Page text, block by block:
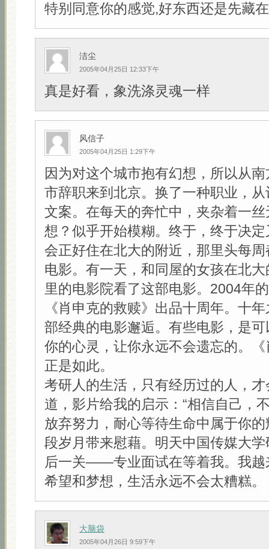
特别同意你的感觉,好东西还是先藏
洁尘
2005年04月25日 12:33下午
真是好看，象洗涤灵魂一样
风信子
2005年04月25日 1:29下午
因为对这个城市抱有幻想，所以从
市辞职来到北京。换了一种职业，
文案。在每天的奔忙中，夹杂着一
想？似乎开始模糊。终于，终于决
会正好住在北大的附近，那里头每
电影。有一天，和同屋的女孩在北
里的电影院看了这部电影。2004年
《肖申克的救赎》出品十周年。十
部经典的电影邂逅。有些电影，是
你的心灵，让你永远不会遗忘的。
正是如此。
考研人的生活，只有经历过的人，
道，影片给我的启示：“相信自己，
放弃努力，耐心等待生命中属于你的
段岁月带来慰藉。明天中国传媒大
后一关——专业面试在等着我。我越
希望和梦想，生活永远不会太糟糕。
大脑袋
2005年04月26日 9:59下午